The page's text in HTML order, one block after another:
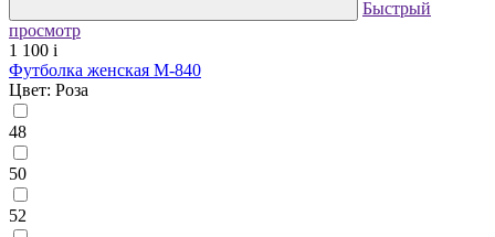
Быстрый
просмотр
1 100 i
Футболка женская М-840
Цвет: Роза
48
50
52